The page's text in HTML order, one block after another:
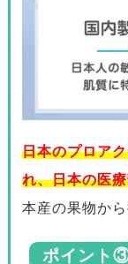
日本のプロア
れ、日本の医
本産の果物か
ポイント